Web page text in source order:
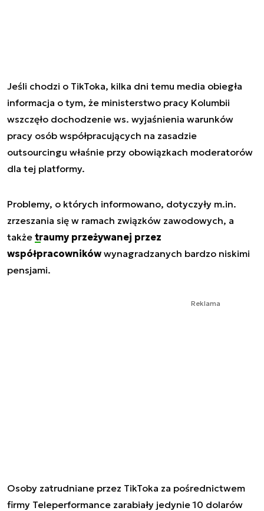
Jeśli chodzi o TikToka, kilka dni temu media obiegła
informacja o tym, że ministerstwo pracy Kolumbii
wszczęło dochodzenie ws. wyjaśnienia warunków
pracy osób współpracujących na zasadzie
outsourcingu właśnie przy obowiązkach moderatorów
dla tej platformy.
Problemy, o których informowano, dotyczyły m.in.
zrzeszania się w ramach związków zawodowych, a
także traumy przeżywanej przez
współpracowników wynagradzanych bardzo niskimi
pensjami.
Reklama
Osoby zatrudniane przez TikToka za pośrednictwem
firmy Teleperformance zarabiały jedynie 10 dolarów